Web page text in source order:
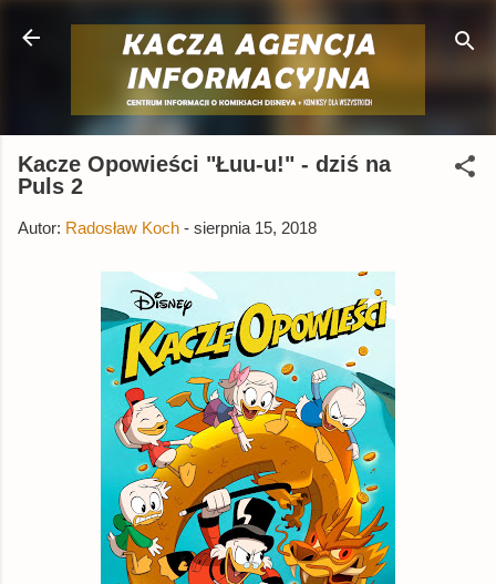
Przejdź do głównej zawartości
Kacze Opowieści "Łuu-u!" - dziś na
Puls 2
Autor: Radosław Koch - sierpnia 15, 2018